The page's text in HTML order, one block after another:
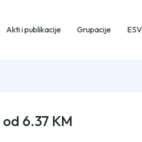
Akti i publikacije Grupacije ESV
6.37 KM